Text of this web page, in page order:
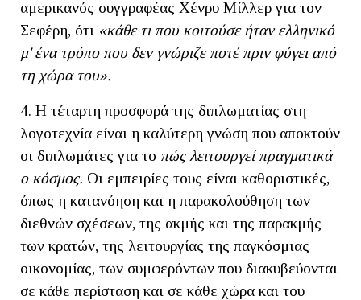
αμερικανός συγγραφέας Χένρυ Μίλλερ για τον
Σεφέρη, ότι «κάθε τι που κοιτούσε ήταν ελληνικό
μ' ένα τρόπο που δεν γνώριζε ποτέ πριν φύγει από
τη χώρα του».
4. Η τέταρτη προσφορά της διπλωματίας στη
λογοτεχνία είναι η καλύτερη γνώση που αποκτούν
οι διπλωμάτες για το πώς λειτουργεί πραγματικά
ο κόσμος. Οι εμπειρίες τους είναι καθοριστικές,
όπως η κατανόηση και η παρακολούθηση των
διεθνών σχέσεων, της ακμής και της παρακμής
των κρατών, της λειτουργίας της παγκόσμιας
οικονομίας, των συμφερόντων που διακυβεύονται
σε κάθε περίσταση και σε κάθε χώρα και του